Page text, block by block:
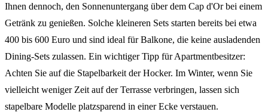
Ihnen dennoch, den Sonnenuntergang über dem Cap d'Or bei einem
Getränk zu genießen. Solche kleineren Sets starten bereits bei etwa
400 bis 600 Euro und sind ideal für Balkone, die keine ausladenden
Dining-Sets zulassen. Ein wichtiger Tipp für Apartmentbesitzer:
Achten Sie auf die Stapelbarkeit der Hocker. Im Winter, wenn Sie
vielleicht weniger Zeit auf der Terrasse verbringen, lassen sich
stapelbare Modelle platzsparend in einer Ecke verstauen.